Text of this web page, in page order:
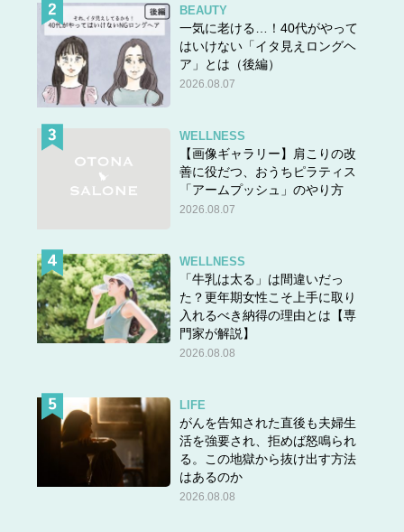
BEAUTY
一気に老ける…！40代がやって
はいけない「イタ見えロングヘ
ア」とは（後編）
2026.08.07
WELLNESS
【画像ギャラリー】肩こりの改
善に役だつ、おうちピラティス
「アームプッシュ」のやり方
2026.08.07
WELLNESS
「牛乳は太る」は間違いだっ
た？更年期女性こそ上手に取り
入れるべき納得の理由とは【専
門家が解説】
2026.08.08
LIFE
がんを告知された直後も夫婦生
活を強要され、拒めば怒鳴られ
る。この地獄から抜け出す方法
はあるのか
2026.08.08